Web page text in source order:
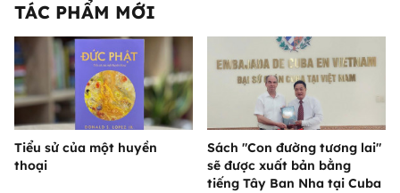
TÁC PHẨM MỚI
Tiểu sử của một huyền
thoại
Sách "Con đường tương lai"
sẽ được xuất bản bằng
tiếng Tây Ban Nha tại Cuba